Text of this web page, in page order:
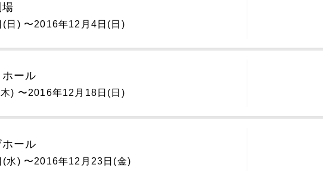
日) 〜2016年12月4日(日)
ール
) 〜2016年12月18日(日)
ール
水) 〜2016年12月23日(金)